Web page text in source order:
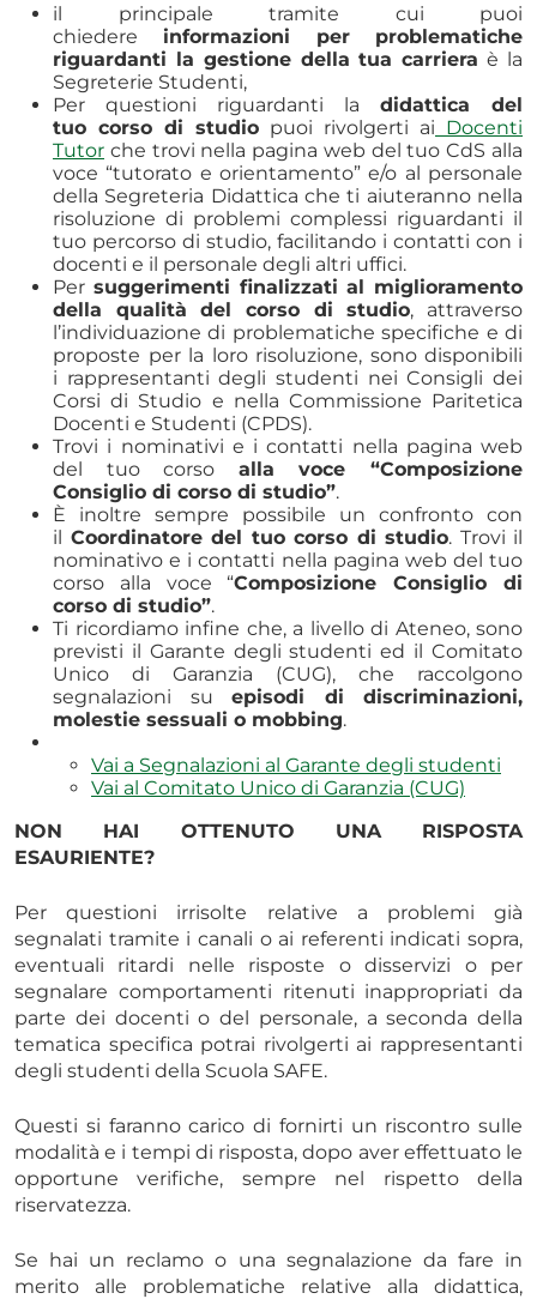
il principale tramite cui puoi
chiedere informazioni per problematiche
riguardanti la gestione della tua carriera è la
Segreterie Studenti,
Per questioni riguardanti la didattica del
tuo corso di studio puoi rivolgerti ai Docenti
Tutor che trovi nella pagina web del tuo CdS alla
voce “tutorato e orientamento” e/o al personale
della Segreteria Didattica che ti aiuteranno nella
risoluzione di problemi complessi riguardanti il
tuo percorso di studio, facilitando i contatti con i
docenti e il personale degli altri uffici.
Per suggerimenti finalizzati al miglioramento
della qualità del corso di studio, attraverso
l’individuazione di problematiche specifiche e di
proposte per la loro risoluzione, sono disponibili
i rappresentanti degli studenti nei Consigli dei
Corsi di Studio e nella Commissione Paritetica
Docenti e Studenti (CPDS).
Trovi i nominativi e i contatti nella pagina web
del tuo corso alla voce “Composizione
Consiglio di corso di studio”.
È inoltre sempre possibile un confronto con
il Coordinatore del tuo corso di studio. Trovi il
nominativo e i contatti nella pagina web del tuo
corso alla voce “Composizione Consiglio di
corso di studio”.
Ti ricordiamo infine che, a livello di Ateneo, sono
previsti il Garante degli studenti ed il Comitato
Unico di Garanzia (CUG), che raccolgono
segnalazioni su episodi di discriminazioni,
molestie sessuali o mobbing.
Vai a Segnalazioni al Garante degli studenti
Vai al Comitato Unico di Garanzia (CUG)
NON HAI OTTENUTO UNA RISPOSTA
ESAURIENTE?
Per questioni irrisolte relative a problemi già
segnalati tramite i canali o ai referenti indicati sopra,
eventuali ritardi nelle risposte o disservizi o per
segnalare comportamenti ritenuti inappropriati da
parte dei docenti o del personale, a seconda della
tematica specifica potrai rivolgerti ai rappresentanti
degli studenti della Scuola SAFE.
Questi si faranno carico di fornirti un riscontro sulle
modalità e i tempi di risposta, dopo aver effettuato le
opportune verifiche, sempre nel rispetto della
riservatezza.
Se hai un reclamo o una segnalazione da fare in
merito alle problematiche relative alla didattica,